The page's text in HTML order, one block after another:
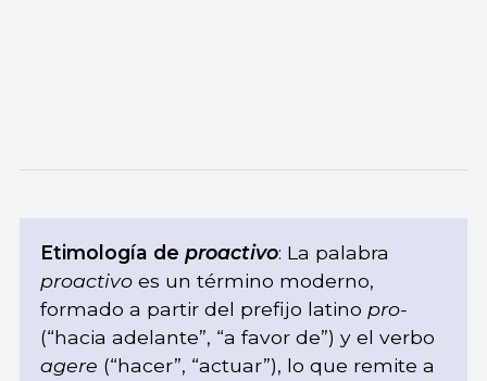
Etimología deproactivo: La palabra
proactivo es un término moderno,
formado a partir del prefijo latinopro-
(“hacia adelante”, “a favor de”) y el verbo
agere (“hacer”, “actuar”), lo que remite a